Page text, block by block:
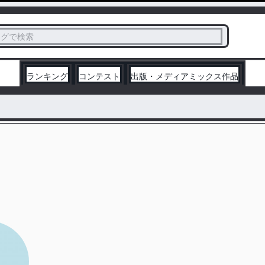
で検索
ランキング コンテスト 出版・メディアミックス作品